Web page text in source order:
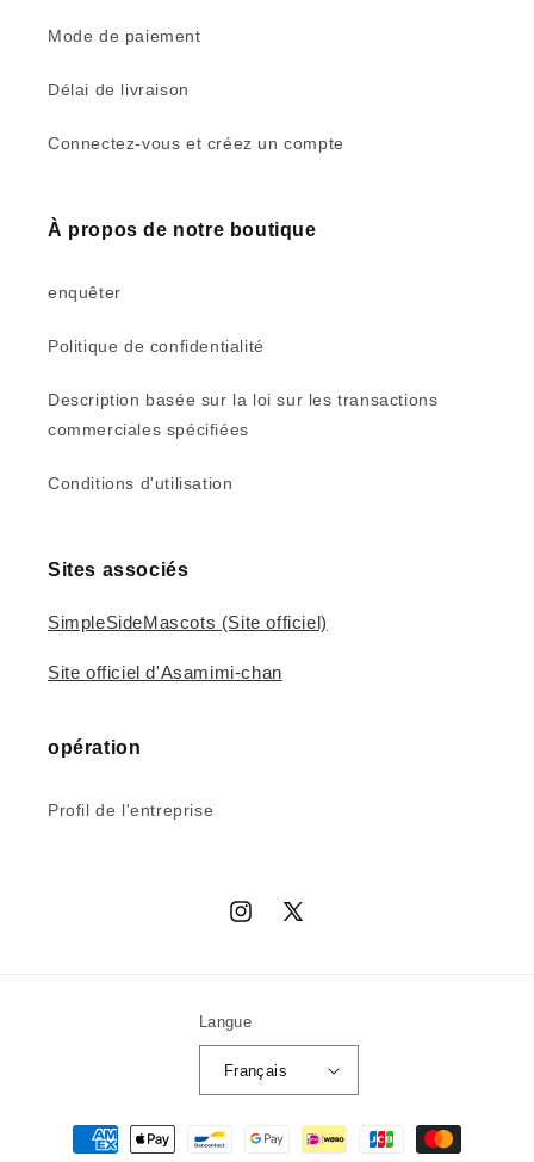
Mode de paiement
Délai de livraison
Connectez-vous et créez un compte
À propos de notre boutique
enquêter
Politique de confidentialité
Description basée sur la loi sur les transactions
commerciales spécifiées
Conditions d'utilisation
Sites associés
SimpleSideMascots (Site officiel)
Site officiel d'Asamimi-chan
opération
Profil de l'entreprise
Instagram
X
Langue
Français
Moyens